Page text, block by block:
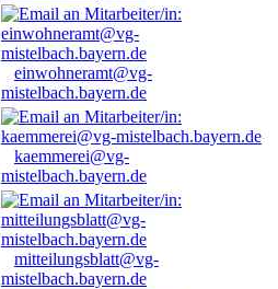
einwohneramt@vg-
mistelbach.bayern.de
kaemmerei@vg-
mistelbach.bayern.de
mitteilungsblatt@vg-
mistelbach.bayern.de